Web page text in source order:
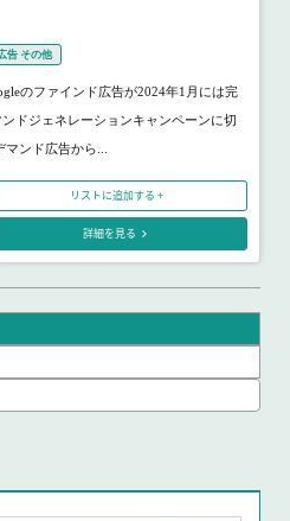
告 その他
のファインド広告が2024年1月には完
ドジェネレーションキャンペーンに切
ンド広告から...
リストに追加する +
詳細を見る